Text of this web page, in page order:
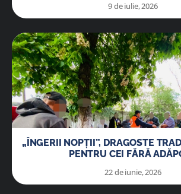
9 de iulie, 2026
„ÎNGERII NOPȚII”, DRAGOSTE
PENTRU CEI FĂRĂ
22 de iunie, 2026